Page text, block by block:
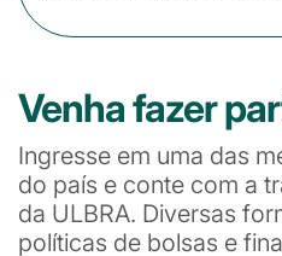
Venha fazer
Ingresse em uma das
do país e conte com a
da ULBRA. Diversas
políticas de bolsas e